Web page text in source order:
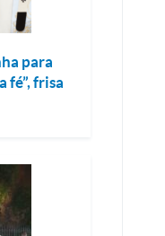
para
fé”, frisa